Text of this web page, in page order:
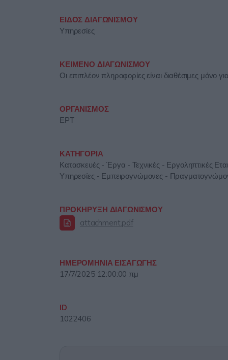
ΕΙΔΟΣ ΔΙΑΓΩΝΙΣΜΟΥ
Υπηρεσίες
ΚΕΙΜΕΝΟ ΔΙΑΓΩΝΙΣΜΟΥ
Οι επιπλέον πληροφορίες είναι διαθέσιμες μόνο
ΟΡΓΑΝΙΣΜΟΣ
ΕΡΤ
ΚΑΤΗΓΟΡΙΑ
Κατασκευές - Έργα - Τεχνικές - Εργοληπτικές
Υπηρεσίες - Εμπειρογνώμονες -
ΠΡΟΚΗΡΥΞΗ ΔΙΑΓΩΝΙΣΜΟΥ
attachment.pdf
ΗΜΕΡΟΜΗΝΙΑ ΕΙΣΑΓΩΓΗΣ
17/7/2025 12:00:00 πμ
ID
1022406